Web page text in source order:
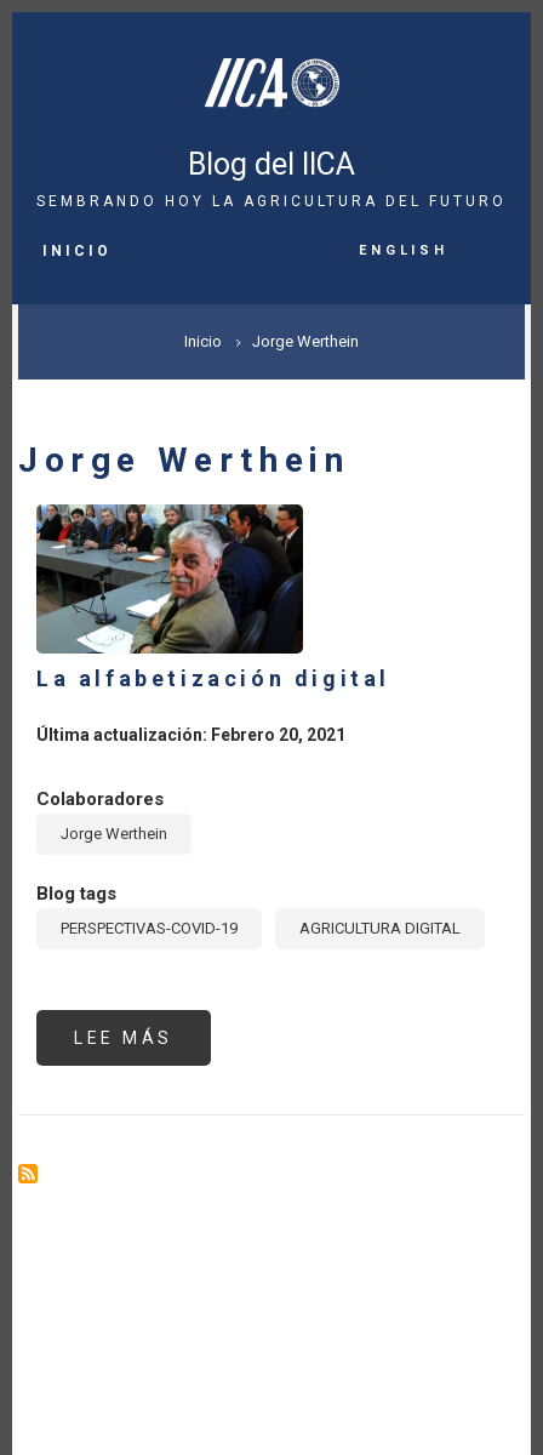
Pasar
Blog del IICA
SEMBRANDO HOY LA AGRICULTURA DEL FUTURO
NAVIGATION
INICIO English
SOBRESCRIBIR
ENLACES
AYUDA
LA
NAVEGACIÓN
Inicio Jorge Werthein
Jorge Werthein
La alfabetización digital
Última actualización: Febrero 20, 2021
Colaboradores
Jorge Werthein
Blog tags
PERSPECTIVAS-COVID-19 AGRICULTURA DIGITAL
LEE MÁS
ALFABETIZACIÓN